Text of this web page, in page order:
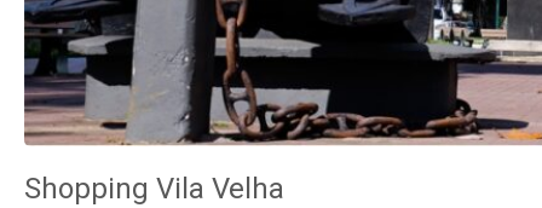
Shopping Vila Velha